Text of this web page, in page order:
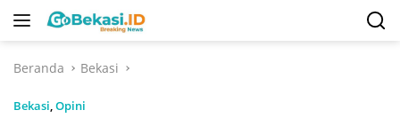
Langsung
Beranda
Bekasi
Bekasi,Opini